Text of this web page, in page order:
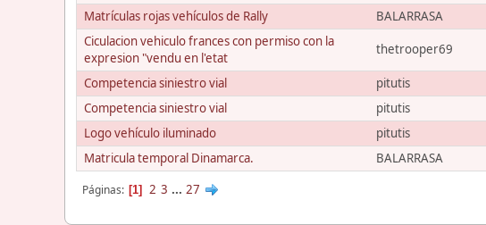
Matrículas rojas vehículos de Rally BALARRASA
Ciculacion vehiculo frances con permiso con la
expresion "vendu en l'etat
thetrooper69
Competencia siniestro vial pitutis
Competencia siniestro vial
pitutis
Logo vehículo iluminado
pitutis
Matricula temporal Dinamarca.
BALARRASA
Páginas 1 2 3 ... 27